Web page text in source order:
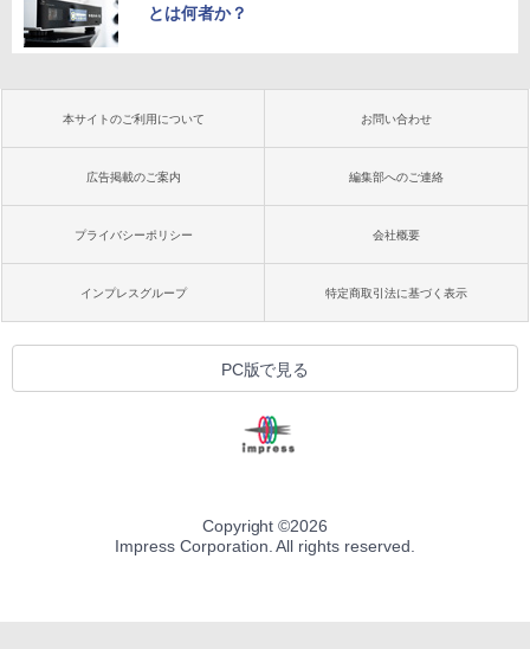
とは何者か？
本サイトのご利用について お問い合わせ
広告掲載のご案内 編集部へのご連絡
プライバシーポリシー 会社概要
インプレスグループ 特定商取引法に基づく表示
PC版で見る
Copyright ©2026
Impress Corporation. All rights reserved.